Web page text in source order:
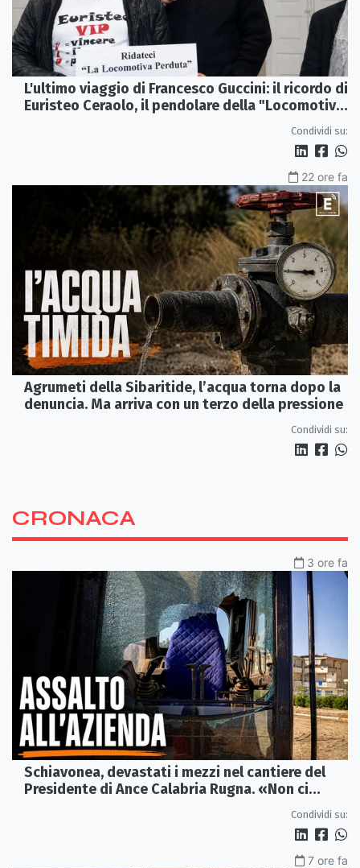
L'ultimo viaggio di Francesco Guccini: il ricordo di
Euristeo Ceraolo, il pendolare della "Locomotiva
Condividi su:
22 ore fa
Agrumeti della Sibaritide, l’acqua torna dopo la
denuncia. Ma arriva con un terzo della pressione
Condividi su:
CRONACA
3 ore fa
Schiavonea, devastati i mezzi nel cantiere del
Presidente di Ance Calabria Rugna. «Non ci
Condividi su:
7 ore fa